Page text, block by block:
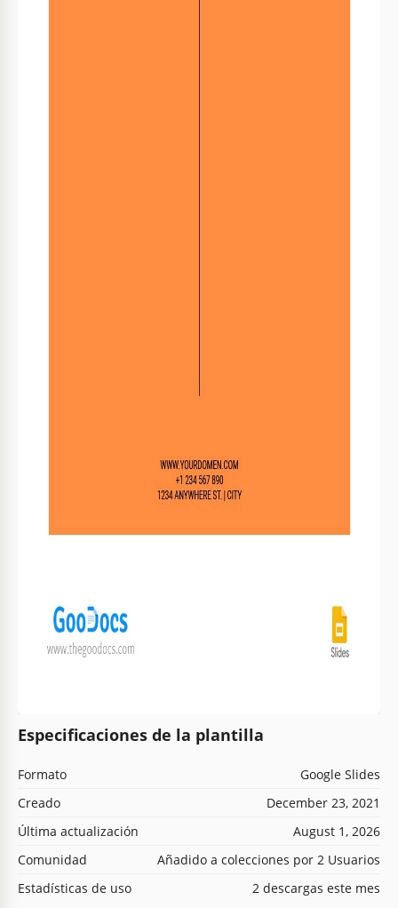
Especificaciones de la plantilla
Formato
Google Slides
Creado
December 23, 2021
Última actualización
August 1, 2026
Comunidad
Añadido a colecciones por 2 Usuarios
Estadísticas de uso
2 descargas este mes